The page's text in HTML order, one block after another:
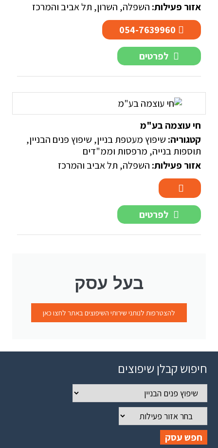
אזור פעילות: השפלה, השרון, תל אביב והמרכז
054-7639960
לפרטים
חי עוצמה בע"מ
קטגוריה: שיפוץ מעטפת בניין, שיפוץ פנים הבניין,
תוספות בנייה, מרפסות וממ"דים
אזור פעילות: השפלה, תל אביב והמרכז
לפרטים
בעל עסק
להצטרפות לנותני שירותי השיפוצים באתר לחצו כאן
חיפוש קבלן שיפוצים
חפש עסק